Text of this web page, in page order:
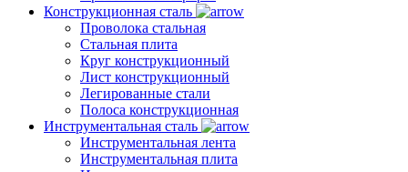
Конструкционная сталь
Проволока стальная
Стальная плита
Круг конструкционный
Лист конструкционный
Легированные стали
Полоса конструкционная
Инструментальная сталь
Инструментальная лента
Инструментальная плита